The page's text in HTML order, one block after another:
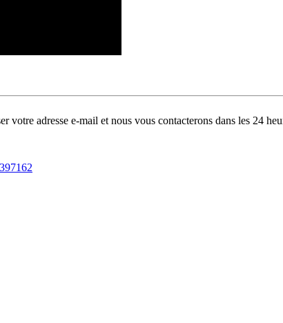
adresse e-mail et nous vous contacterons dans les 24